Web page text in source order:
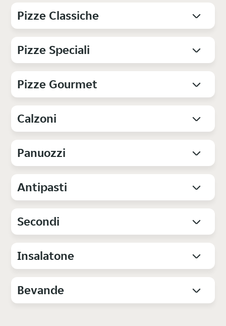
Pizze Classiche
Pizze Speciali
Pizze Gourmet
Calzoni
Panuozzi
Antipasti
Secondi
Insalatone
Bevande